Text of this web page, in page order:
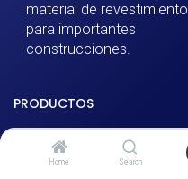
Home Search
material de revestimiento
para importantes
construcciones.
PRODUCTOS
Porcelanatos